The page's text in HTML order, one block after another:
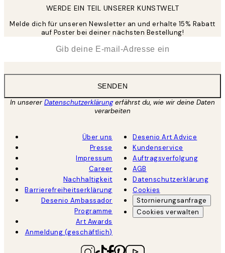
WERDE EIN TEIL UNSERER KUNSTWELT
Melde dich für unseren Newsletter an und erhalte 15% Rabatt
auf Poster bei deiner nächsten Bestellung!
SENDEN
In unsererDatenschutzerklärungerfährst du, wie wir deine Daten
verarbeiten
Über uns
Presse
Impressum
Career
Nachhaltigkeit
Barrierefreiheitserklärung
Desenio Ambassador
Programme
Art Awards
Anmeldung (geschäftlich)
Desenio Art Advice
Kundenservice
Auftragsverfolgung
AGB
Datenschutzerklärung
Cookies
Stornierungsanfrage
Cookies verwalten